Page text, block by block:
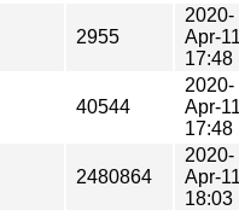
2955
2020-
Apr-
17:48
40544
2020-
Apr-
17:48
2480864
2020-
Apr-
18:03